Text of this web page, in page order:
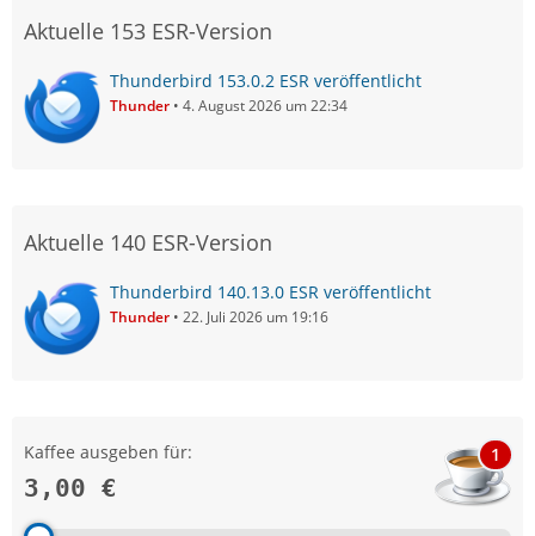
Aktuelle 153 ESR-Version
Thunderbird 153.0.2 ESR veröffentlicht
Thunder 4. August 2026 um 22:34
Aktuelle 140 ESR-Version
Thunderbird 140.13.0 ESR veröffentlicht
Thunder 22. Juli 2026 um 19:16
Kaffee ausgeben für:
3,00 €
1